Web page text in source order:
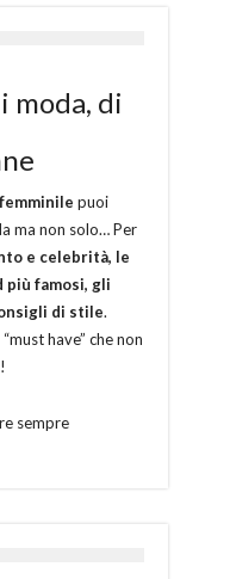
moda, di
puoi
ma non solo… Per
e celebrità, le
famosi, gli
di stile.
have” che non
sempre